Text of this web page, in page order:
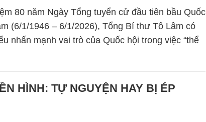
80 năm Ngày Tổng tuyển cử đầu tiên bầu Quốc
(6/1/1946 – 6/1/2026), Tổng Bí thư Tô Lâm có
nhấn mạnh vai trò của Quốc hội trong việc “thể
HÌNH: TỰ NGUYỆN HAY BỊ ÉP